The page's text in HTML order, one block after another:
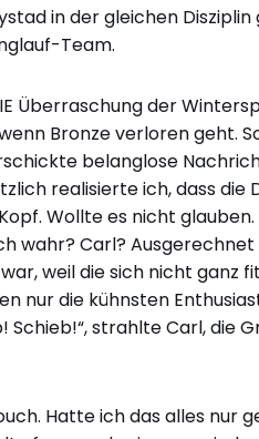
in der gleichen
Team.
Überraschung der
Bronze verloren geht.
belanglose
realisierte ich, dass die
Wollte es nicht
wahr? Carl?
weil die sich nicht ganz
nur die kühnsten
Schieb!“, strahlte Carl, die
Hatte ich das alles nur